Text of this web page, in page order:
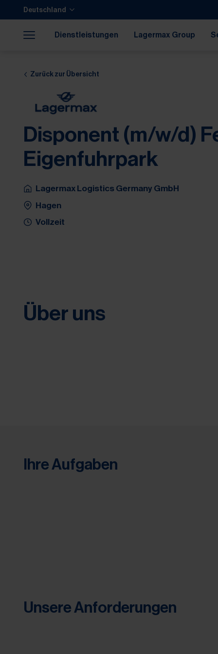
Zum Hauptinhalt springen
Zum Footer springen
Deutschland
Dienstleistungen
Lagermax Group
Zurück zur Übersicht
Disponent (m/w/d)
Eigenfuhrpark
Lagermax Logistics Germany GmbH
Hagen
Vollzeit
Über uns
Ihre Aufgaben
Unsere Anforderungen